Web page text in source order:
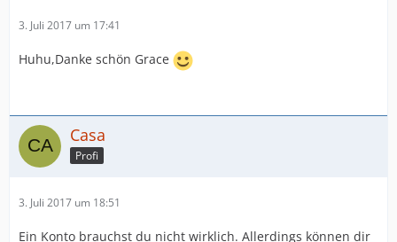
3. Juli 2017 um 17:41
Huhu,Danke schön Grace
Casa
Profi
3. Juli 2017 um 18:51
Ein Konto brauchst du nicht wirklich. Allerdings können dir